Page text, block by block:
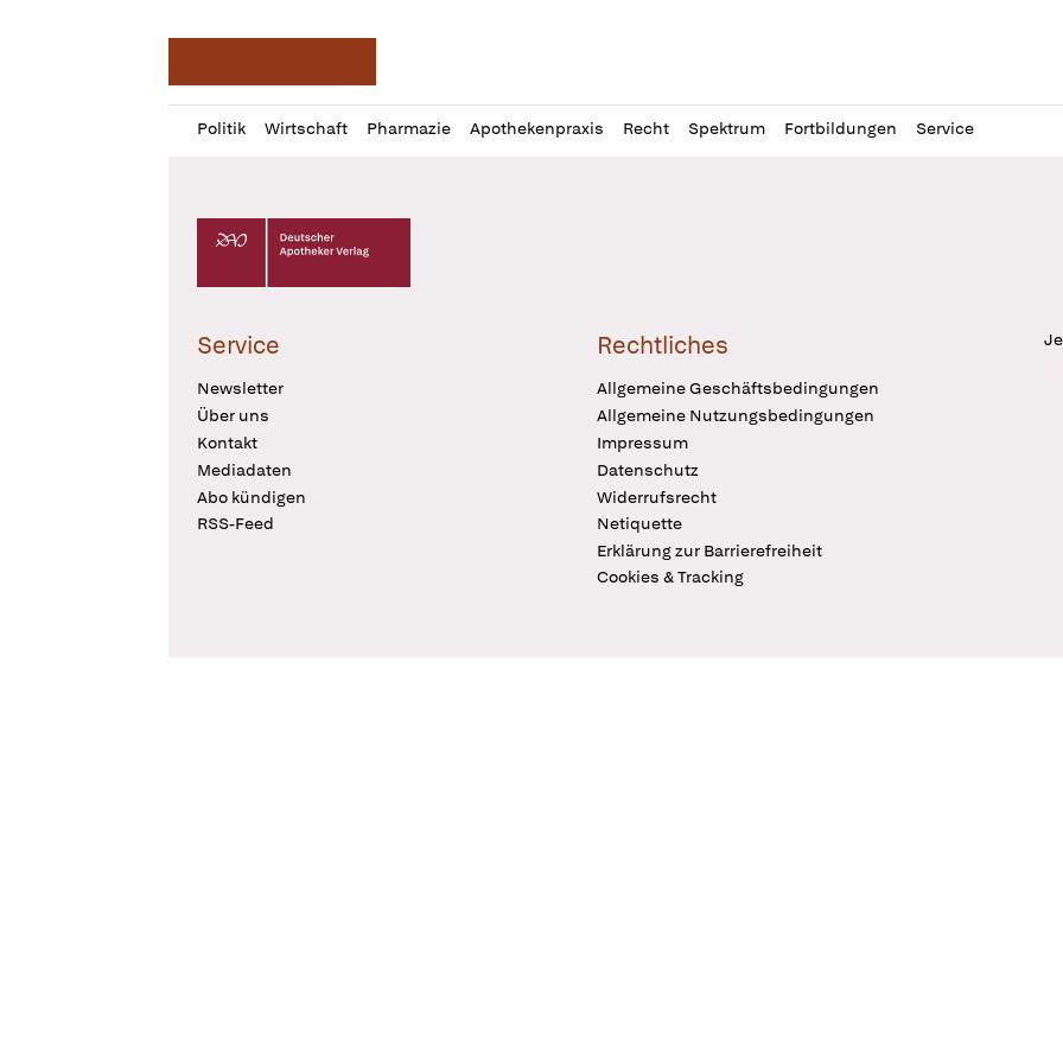
Politik Wirtschaft Pharmazie Apothekenpraxis Recht Spektrum Fortbildungen Service
Profil
öffnen
Daz
Pur
Deutscher Apotheker Verlag Logo
Service
Newsletter
Über uns
Kontakt
Mediadaten
Abo kündigen
RSS-Feed
Rechtliches
Allgemeine Geschäftsbedingungen
Allgemeine Nutzungsbedingungen
Impressum
Datenschutz
Widerrufsrecht
Netiquette
Erklärung zur Barrierefreiheit
Cookies & Tracking